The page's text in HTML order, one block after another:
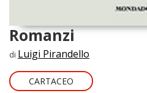
Romanzi
di Luigi Pirandello
CARTACEO